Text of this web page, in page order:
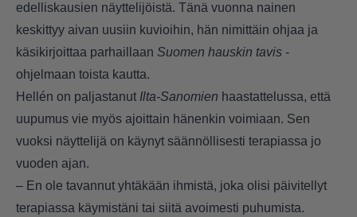
edelliskausien näyttelijöistä. Tänä vuonna nainen
keskittyy aivan uusiin kuvioihin, hän nimittäin ohjaa ja
käsikirjoittaa parhaillaan Suomen hauskin tavis -
ohjelmaan toista kautta.
Hellén on paljastanut Ilta-Sanomien haastattelussa, että
uupumus vie myös ajoittain hänenkin voimiaan. Sen
vuoksi näyttelijä on käynyt säännöllisesti terapiassa jo
vuoden ajan.
– En ole tavannut yhtäkään ihmistä, joka olisi päivitellyt
terapiassa käymistäni tai siitä avoimesti puhumista.